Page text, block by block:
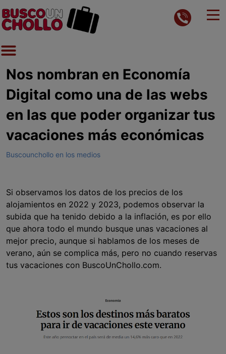
Nos nombran en Economía
Digital como una de las webs
en las que poder organizar tus
vacaciones más económicas
Buscounchollo en los medios
Si observamos los datos de los precios de los
alojamientos en 2022 y 2023, podemos observar la
subida que ha tenido debido a la inflación, es por ello
que ahora todo el mundo busque unas vacaciones al
mejor precio, aunque si hablamos de los meses de
verano, aún se complica más, pero no cuando reservas
tus vacaciones con BuscoUnChollo.com.